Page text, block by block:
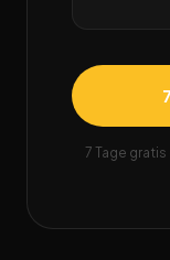
7 Tage gratis